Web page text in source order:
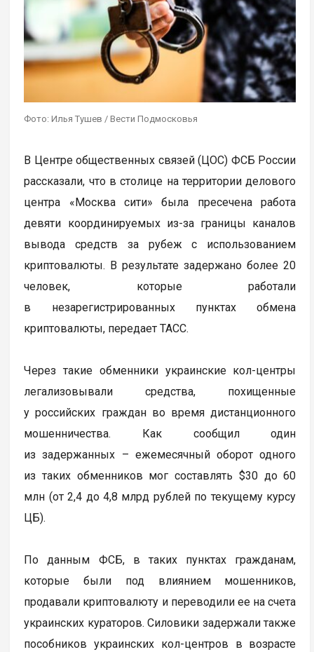
Фото: Илья Тушев / Вести Подмосковья
В Центре общественных связей (ЦОС) ФСБ России
рассказали, что в столице на территории делового
центра «Москва сити» была пресечена работа
девяти координируемых из-за границы каналов
вывода средств за рубеж с использованием
криптовалюты. В результате задержано более 20
человек, которые работали
в незарегистрированных пунктах обмена
криптовалюты, передает ТАСС.
Через такие обменники украинские кол-центры
легализовывали средства, похищенные
у российских граждан во время дистанционного
мошенничества. Как сообщил один
из задержанных – ежемесячный оборот одного
из таких обменников мог составлять $30 до 60
млн (от 2,4 до 4,8 млрд рублей по текущему курсу
ЦБ).
По данным ФСБ, в таких пунктах гражданам,
которые были под влиянием мошенников,
продавали криптовалюту и переводили ее на счета
украинских кураторов. Силовики задержали также
пособников украинских кол-центров в возрасте